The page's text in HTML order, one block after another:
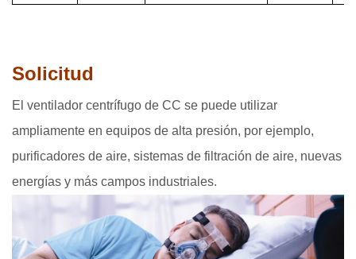
Solicitud
El ventilador centrífugo de CC se puede utilizar
ampliamente en equipos de alta presión, por ejemplo,
purificadores de aire, sistemas de filtración de aire, nuevas
energías y más campos industriales.